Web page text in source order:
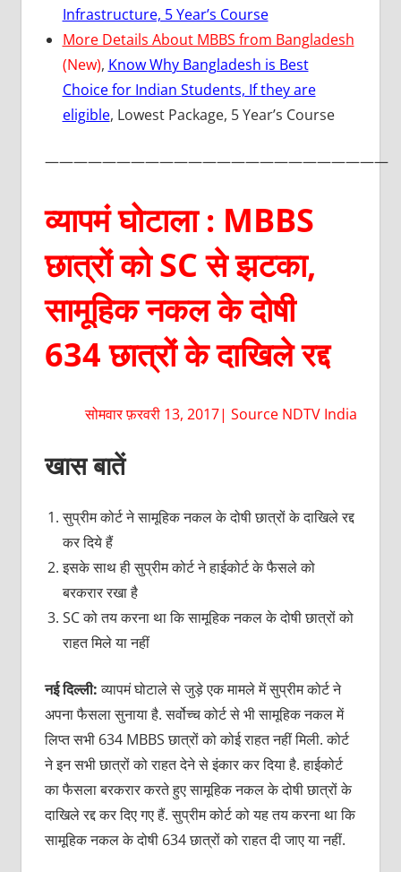
Infrastructure, 5 Year’s Course
More Details About MBBS from Bangladesh
(New), Know Why Bangladesh is Best
Choice for Indian Students, If they are
eligible, Lowest Package, 5 Year’s Course
————————————————————————
व्यापमं घोटाला : MBBS
छात्रों को SC से झटका,
सामूहिक नकल के दोषी
634 छात्रों के दाखिले रद्द
सोमवार फ़रवरी 13, 2017| Source NDTV India
खास बातें
सुप्रीम कोर्ट ने सामूहिक नकल के दोषी छात्रों के दाखिले रद्द
कर दिये हैं
इसके साथ ही सुप्रीम कोर्ट ने हाईकोर्ट के फैसले को
बरकरार रखा है
SC को तय करना था कि सामूहिक नकल के दोषी छात्रों को
राहत मिले या नहीं
नईदिल्ली:व्यापमं घोटाले से जुड़े एक मामले में सुप्रीम कोर्ट ने
अपना फैसला सुनाया है. सर्वोच्च कोर्ट से भी सामूहिक नकल में
लिप्त सभी 634 MBBS छात्रों को कोई राहत नहीं मिली. कोर्ट
ने इन सभी छात्रों को राहत देने से इंकार कर दिया है. हाईकोर्ट
का फैसला बरकरार करते हुए सामूहिक नकल के दोषी छात्रों के
दाखिले रद्द कर दिए गए हैं. सुप्रीम कोर्ट को यह तय करना था कि
सामूहिक नकल के दोषी 634 छात्रों को राहत दी जाए या नहीं.